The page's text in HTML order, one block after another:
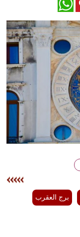
سياحة
وسفر
ديكور
أخبار
إعلام
تعليم
أزياء
إسلامية برج العقرب